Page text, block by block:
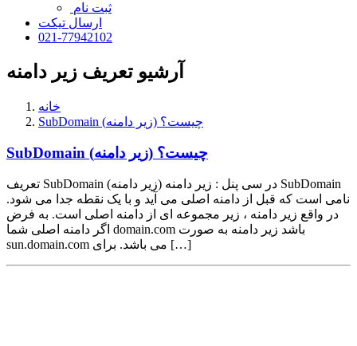
ثبت نام
ارسال تیکت
021-77942102
آرشیو تعریف زیر دامنه
خانه
SubDomain (زیر دامنه) چیست؟
SubDomain (زیر دامنه) چیست؟
تعریف SubDomain (زیر دامنه) در سی پنل : زیر دامنه SubDomain
نامی است که قبل از دامنه اصلی می آید و با یک نقطه جدا می شود.
در واقع زیر دامنه ، زیر مجموعه ای از دامنه اصلی است. به فرض
اگر دامنه اصلی شما domain.com باشد زیر دامنه به صورت
sun.domain.com می باشد. برای […]